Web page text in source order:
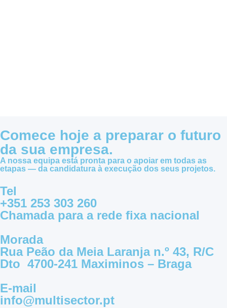
Comece hoje a preparar o futuro
da sua empresa.
A nossa equipa está pronta para o apoiar em todas as
etapas — da candidatura à execução dos seus projetos.
Tel
+351 253 303 260
Chamada para a rede fixa nacional
Morada
Rua Peão da Meia Laranja n.º 43, R/C
Dto 4700-241 Maximinos – Braga
E-mail
info@multisector.pt